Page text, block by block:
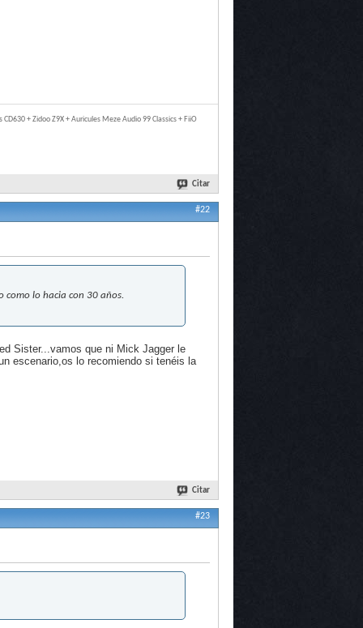
+ Zidoo Z9X + Auricules Meze Audio 99 Classics + FiiO
Citar
#22
como lo hacia con 30 años.
Sister...vamos que ni Mick Jagger le
escenario,os lo recomiendo si tenéis la
Citar
#23